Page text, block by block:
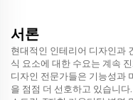
서론
현대적인 인테리어 디자인과
식 요소에 대한 수요는 계속
디자인 전문가들은 기능성과
을 점점 더 선호하고 있습니